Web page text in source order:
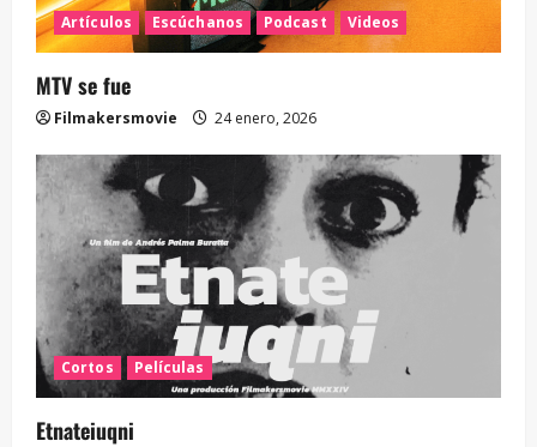
Artículos Escúchanos Podcast Videos
MTV se fue
Filmakersmovie 24 enero, 2026
Cortos Películas
Etnateiuqni